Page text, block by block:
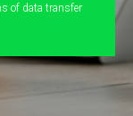
of data transfer